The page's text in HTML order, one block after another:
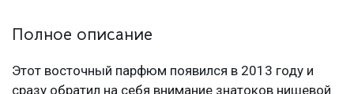
Полное описание
Этот восточный парфюм появился в 2013 году и
сразу обратил на себя внимание знатоков нишевой